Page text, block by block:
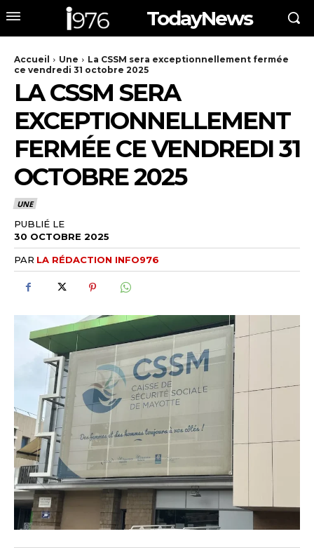
TodayNews
Accueil Une
La CSSM sera exceptionnellement fermée
ce vendredi 31 octobre 2025
LA CSSM SERA
EXCEPTIONNELLEMENT
FERMÉE CE VENDREDI 31
OCTOBRE 2025
UNE
PUBLIÉ LE
30 OCTOBRE 2025
PAR LA RÉDACTION INFO976